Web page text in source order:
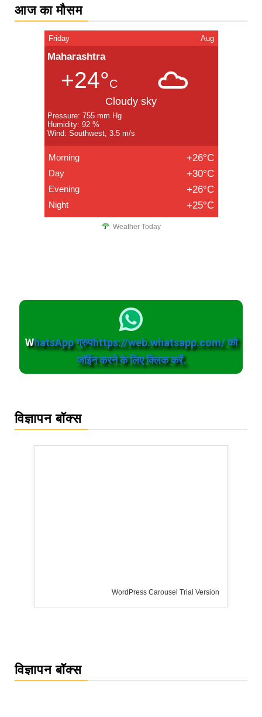
आज का मौसम
Friday Aug
Maharashtra
+24°C
Cloudy sky
Pressure: 755 mm Hg
Humidity: 92 %
Wind: Southwest, 3.5 m/s
Morning +26°C
Day +30°C
Evening +26°C
Night +25°C
Weather Today
WhatsApp ग्रुपhttps://web.whatsapp.com/ को
जॉईन करने के लिए क्लिक करें.
विज्ञापन बॉक्स
विज्ञापन बॉक्स